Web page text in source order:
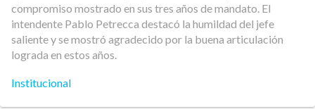
compromiso mostrado en sus tres años de mandato. El
intendente Pablo Petrecca destacó la humildad del jefe
saliente y se mostró agradecido por la buena articulación
lograda en estos años.
Institucional